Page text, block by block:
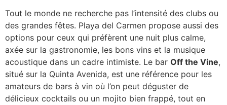
Tout le monde ne recherche pas l’intensité des clubs ou
des grandes fêtes. Playa del Carmen propose aussi des
options pour ceux qui préfèrent une nuit plus calme,
axée sur la gastronomie, les bons vins et la musique
acoustique dans un cadre intimiste. Le bar Off the Vine,
situé sur la Quinta Avenida, est une référence pour les
amateurs de bars à vin où l’on peut déguster de
délicieux cocktails ou un mojito bien frappé, tout en